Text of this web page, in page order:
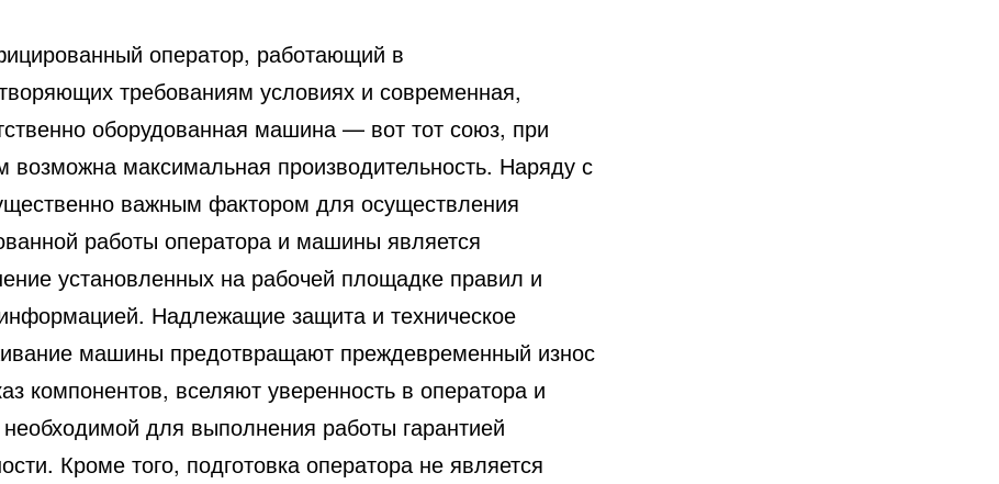
оператор, работающий в
требованиям условиях и современная,
оборудованная машина — вот тот союз, при
возможна максимальная производительность. Наряду с
важным фактором для осуществления
работы оператора и машины является
установленных на рабочей площадке правил и
Надлежащие защита и техническое
машины предотвращают преждевременный износ
компонентов, вселяют уверенность в оператора и
для выполнения работы гарантией
Кроме того, подготовка оператора не является